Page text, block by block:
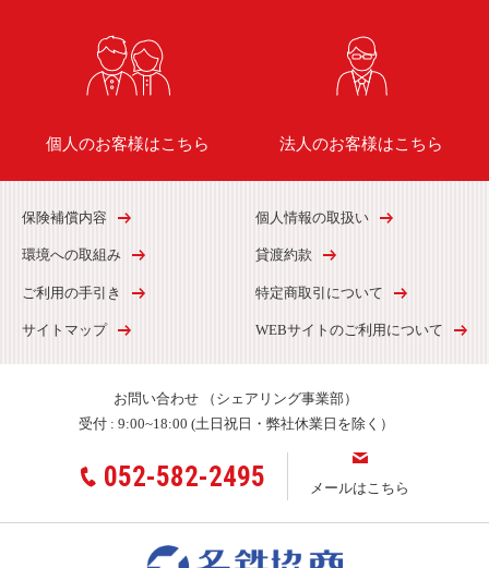
個人のお客様はこちら 法人のお客様はこちら
保険補償内容 個人情報の取扱い
環境への取組み 貸渡約款
ご利用の手引き 特定商取引について
サイトマップ WEBサイトのご利用について
お問い合わせ
（シェアリング事業部）
受付 : 9:00~18:00 (土日祝日・弊社休業日を除く）
052-582-2495 メールはこちら